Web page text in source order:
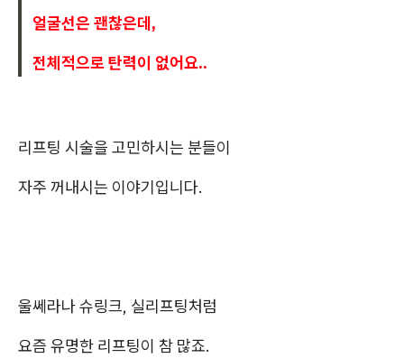
얼굴선은 괜찮은데,
전체적으로 탄력이 없어요..
리프팅 시술을 고민하시는 분들이
자주 꺼내시는 이야기입니다.
울쎄라나 슈링크, 실리프팅처럼
요즘 유명한 리프팅이 참 많죠.